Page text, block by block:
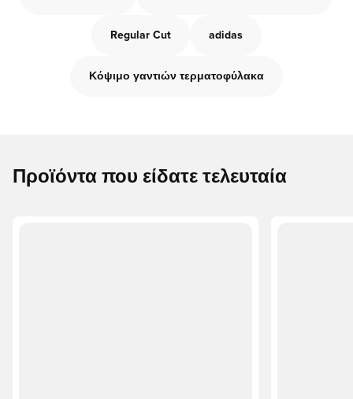
Regular Cut adidas
Κόψιμο γαντιών τερματοφύλακα
Προϊόντα που είδατε τελευταία